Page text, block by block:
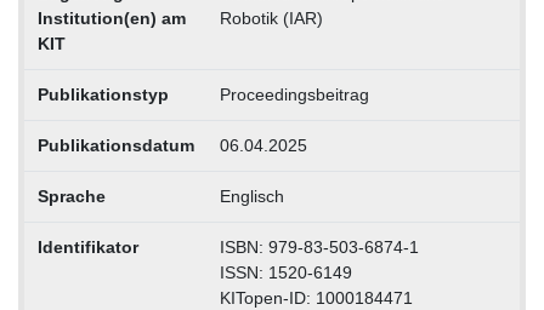
Institution(en) am
KIT
Robotik (IAR)
Publikationstyp Proceedingsbeitrag
Publikationsdatum 06.04.2025
Sprache Englisch
Identifikator
ISBN: 979-83-503-6874-1
ISSN: 1520-6149
KITopen-ID: 1000184471